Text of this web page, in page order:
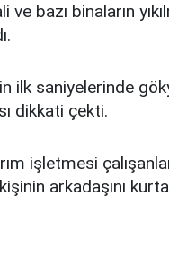
ve bazı binaların
saniyelerinde
dikkati çekti.
işletmesi
arkadaşını